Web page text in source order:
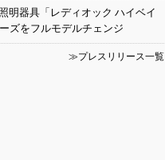
明器具「レディオック ハイベイ
ズをフルモデルチェンジ
≫プレスリリース一覧